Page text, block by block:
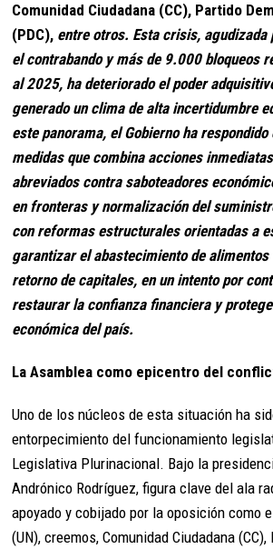
Comunidad Ciudadana (CC), Partido
(PDC), entre otros. Esta crisis, agudizada
el contrabando y más de 9.000 bloqueos
al 2025, ha deteriorado el poder
generado un clima de alta incertidumbre
este panorama, el Gobierno ha respondido
medidas que combina acciones
abreviados contra saboteadores
en fronteras y normalización del
con reformas estructurales orientadas a
garantizar el abastecimiento de
retorno de capitales, en un intento por
restaurar la confianza financiera y
económica del país.
La Asamblea como epicentro del
Uno de los núcleos de esta situación ha
entorpecimiento del funcionamiento
Legislativa Plurinacional. Bajo la
Andrónico Rodríguez, figura clave del ala
apoyado y cobijado por la oposición como
(UN), creemos, Comunidad Ciudadana